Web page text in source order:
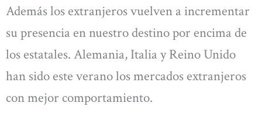
Además los extranjeros vuelven a incrementar
su presencia en nuestro destino por encima de
los estatales. Alemania, Italia y Reino Unido
han sido este verano los mercados extranjeros
con mejor comportamiento.